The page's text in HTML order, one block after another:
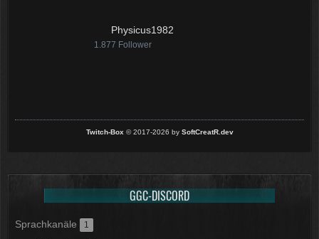
Physicus1982
1.877 Follower
Twitch-Box © 2017-2026 by SoftCreatR.dev
GGC-DISCORD
Sprachkanäle 1